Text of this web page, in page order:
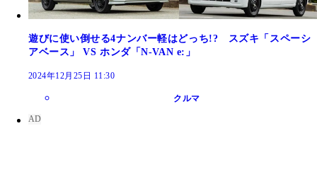
遊びに使い倒せる4ナンバー軽はどっち!? スズキ「スペーシ
アベース」 VS ホンダ「N-VAN e:」
2024年12月25日 11:30
クルマ